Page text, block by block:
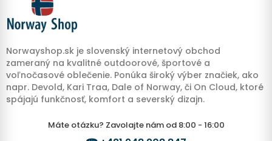
Norwayshop.sk je slovenský internetový obchod
zameraný na kvalitné outdoorové, športové a
voľnočasové oblečenie. Ponúka široký výber značiek, ako
napr. Devold, Kari Traa, Dale of Norway, či On Cloud, ktoré
spájajú funkčnosť, komfort a severský dizajn.
Máte otázku? Zavolajte nám od 8:00 - 16:00